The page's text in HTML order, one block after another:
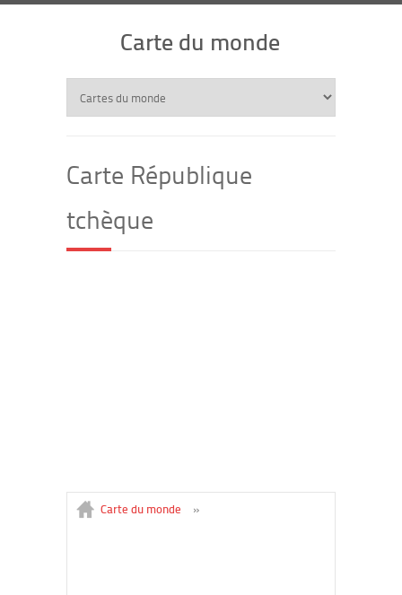
Carte du monde
Carte République
tchèque
Carte du monde »